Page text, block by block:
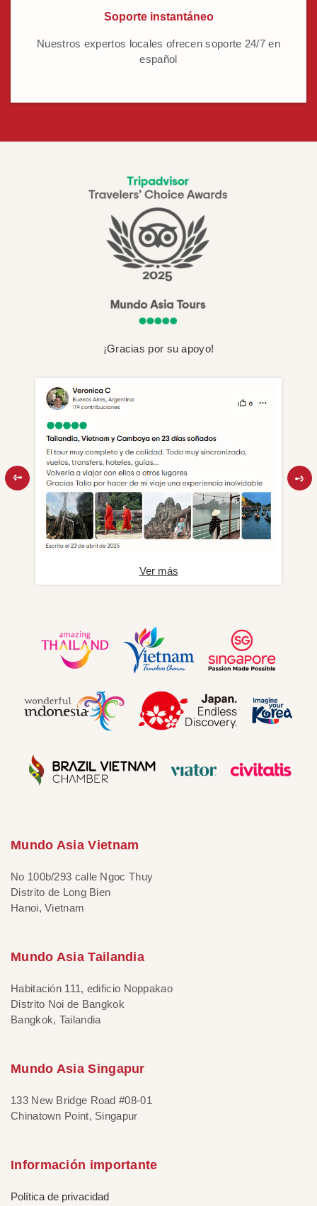
Soporte instantáneo
Nuestros expertos locales ofrecen soporte 24/7 en
español
¡Gracias por su apoyo!
Ver más
Mundo Asia Vietnam
No 100b/293 calle Ngoc Thuy
Distrito de Long Bien
Hanoi, Vietnam
Mundo Asia Tailandia
Habitación 111, edificio Noppakao
Distrito Noi de Bangkok
Bangkok, Tailandia
Mundo Asia Singapur
133 New Bridge Road #08-01
Chinatown Point, Singapur
Información importante
Política de privacidad